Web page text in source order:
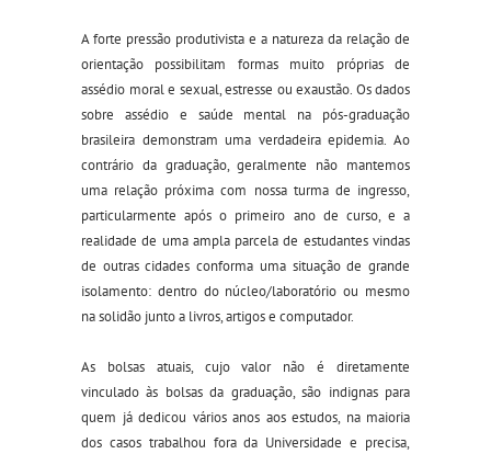
A forte pressão produtivista e a natureza da relação de
orientação possibilitam formas muito próprias de
assédio moral e sexual, estresse ou exaustão. Os dados
sobre assédio e saúde mental na pós-graduação
brasileira demonstram uma verdadeira epidemia. Ao
contrário da graduação, geralmente não mantemos
uma relação próxima com nossa turmade ingresso,
particularmente após o primeiro ano de curso, e a
realidade de uma ampla parcela de estudantes vindas
de outras cidades conforma uma situação de grande
isolamento: dentro do núcleo/laboratório ou mesmo
na solidão junto a livros, artigos e computador.
As bolsas atuais, cujo valor não é diretamente
vinculado às bolsas da graduação, são indignas para
quem já dedicou vários anos aos estudos, na maioria
dos casos trabalhou fora da Universidade e precisa,